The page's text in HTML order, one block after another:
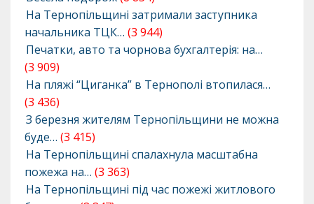
На Тернопільщині затримали заступника
начальника ТЦК… (3 944)
Печатки, авто та чорнова бухгалтерія: на…
(3 909)
На пляжі “Циганка” в Тернополі втопилася…
(3 436)
З березня жителям Тернопільщини не можна
буде… (3 415)
На Тернопільщині спалахнула масштабна
пожежа на… (3 363)
На Тернопільщині під час пожежі житлового